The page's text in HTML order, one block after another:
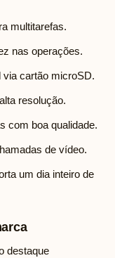
multitarefas.
nas operações.
cartão microSD.
resolução.
com boa qualidade.
de vídeo.
um dia inteiro de
destaque